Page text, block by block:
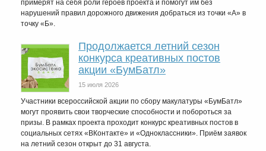
примерят на себя роли героев проекта и помогут им без
нарушений правил дорожного движения добраться из точки «А» в
точку «Б».
Продолжается летний сезон
конкурса креативных постов
акции «БумБатл»
15 июля 2026
Участники всероссийской акции по сбору макулатуры «БумБатл»
могут проявить свои творческие способности и побороться за
призы. В рамках проекта проходит конкурс креативных постов в
социальных сетях «ВКонтакте» и «Одноклассники». Приём заявок
на летний сезон открыт до 31 августа.